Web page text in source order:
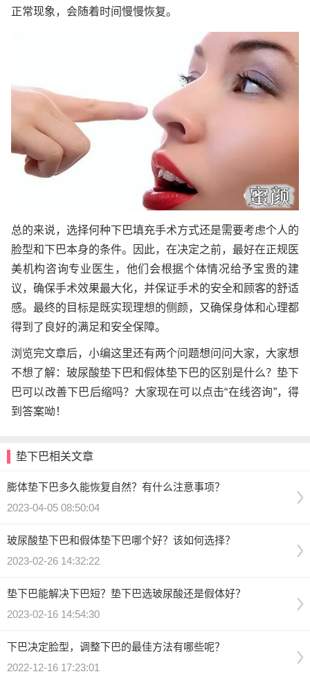
正常现象，会随着时间慢慢恢复。
总的来说，选择何种下巴填充手术方式还是需要考虑个人的
脸型和下巴本身的条件。因此，在决定之前，最好在正规医
美机构咨询专业医生，他们会根据个体情况给予宝贵的建
议，确保手术效果最大化，并保证手术的安全和顾客的舒适
感。最终的目标是既实现理想的侧颜，又确保身体和心理都
得到了良好的满足和安全保障。
浏览完文章后，小编这里还有两个问题想问问大家，大家想
不想了解：玻尿酸垫下巴和假体垫下巴的区别是什么？垫下
巴可以改善下巴后缩吗？大家现在可以点击“在线咨询”，得
到答案呦！
垫下巴相关文章
膨体垫下巴多久能恢复自然？有什么注意事项？
2023-04-05 08:50:04
玻尿酸垫下巴和假体垫下巴哪个好？该如何选择？
2023-02-26 14:32:22
垫下巴能解决下巴短？垫下巴选玻尿酸还是假体好？
2023-02-16 14:54:30
下巴决定脸型，调整下巴的最佳方法有哪些呢？
2022-12-16 17:23:01